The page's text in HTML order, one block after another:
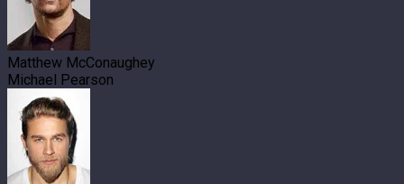
Matthew McConaughey
Michael Pearson